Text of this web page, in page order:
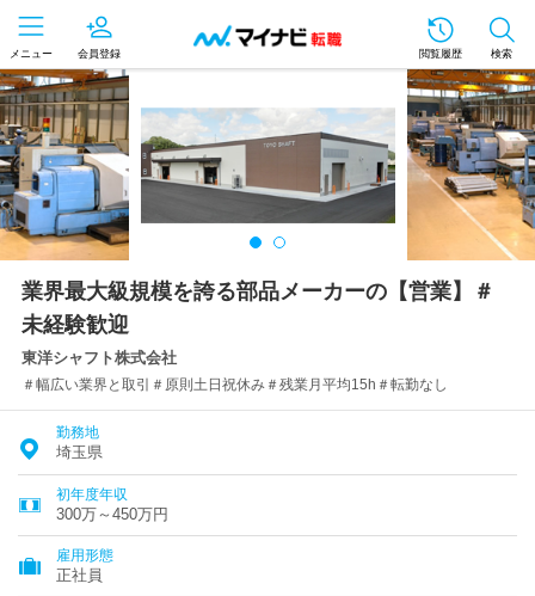
メニュー 会員登録 閲覧履歴 検索
業界最大級規模を誇る部品メーカーの【営業】＃
未経験歓迎
東洋シャフト株式会社
＃幅広い業界と取引＃原則土日祝休み＃残業月平均15h＃転勤なし
勤務地
埼玉県
初年度年収
300万～450万円
雇用形態
正社員